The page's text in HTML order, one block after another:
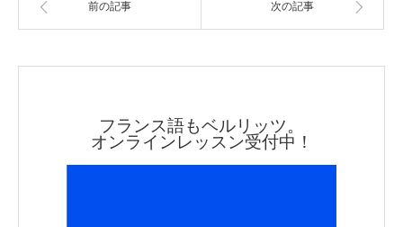
前の記事 次の記事
フランス語もベルリッツ。
オンラインレッスン受付中！